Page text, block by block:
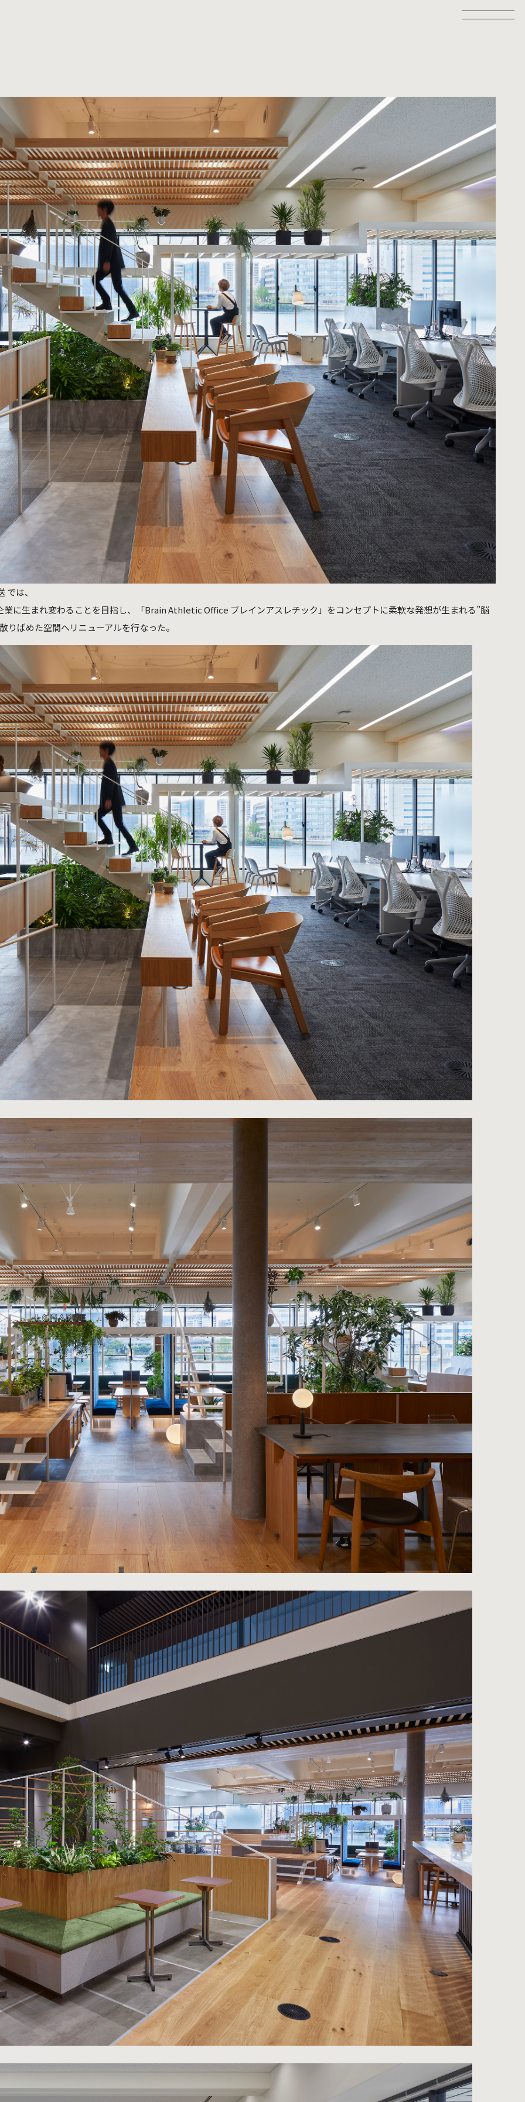
は、
に生まれ変わることを目指し、「Brain Athletic Office ブレインアスレチック」をコンセプトに柔軟な発想が生まれる”脳
ばめた空間へリニューアルを行なった。